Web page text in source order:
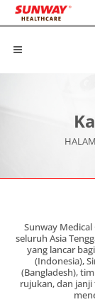
Sunway
seluruh Asia
yang lancar
(Indonesia),
(Bangladesh),
rujukan, dan